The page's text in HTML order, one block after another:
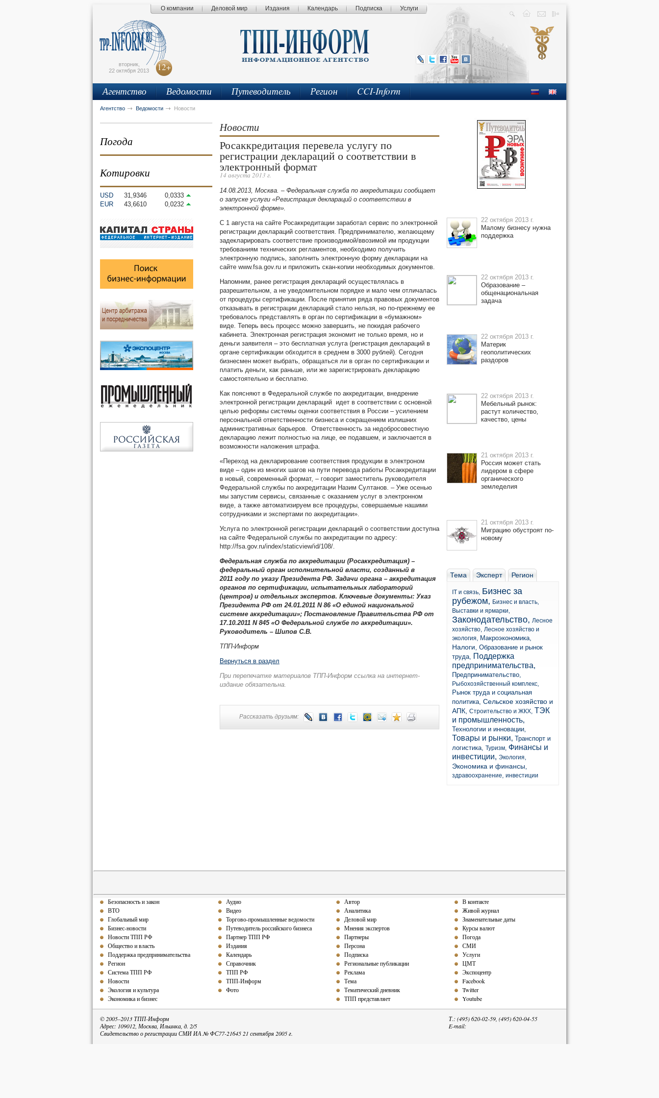
О компании Деловой мир Издания Календарь Подписка Услуги
вторник,
22 октября 2013
12+
Агентство Ведомости Путеводитель Регион CCI-Inform
Агентство Ведомости Новости
Погода
Котировки
USD 31,9346
0,0333
EUR
43,6610 0,0232
Новости
Росаккредитация перевела услугу по
регистрации деклараций о соответствии в
электронный формат
14 августа 2013 г.
14.08.2013, Москва. – Федеральная служба по аккредитации сообщает
о запуске услуги «Регистрация деклараций о соответствии в
электронной форме».
С 1 августа на сайте Росаккредитации заработал сервис по электронной
регистрации деклараций соответствия. Предпринимателю, желающему
задекларировать соответствие производимой/ввозимой им продукции
требованиям технических регламентов, необходимо получить
электронную подпись, заполнить электронную форму декларации на
сайте www.fsa.gov.ru и приложить скан-копии необходимых документов.
Напомним, ранее регистрация деклараций осуществлялась в
разрешительном, а не уведомительном порядке и мало чем отличалась
от процедуры сертификации. После принятия ряда правовых документов
отказывать в регистрации деклараций стало нельзя, но по-прежнему ее
требовалось представлять в орган по сертификации в «бумажном»
виде. Теперь весь процесс можно завершить, не покидая рабочего
кабинета. Электронная регистрация экономит не только время, но и
деньги заявителя – это бесплатная услуга (регистрация деклараций в
органе сертификации обходится в среднем в 3000 рублей). Сегодня
бизнесмен может выбрать, обращаться ли в орган по сертификации и
платить деньги, как раньше, или же зарегистрировать декларацию
самостоятельно и бесплатно.
Как поясняют в Федеральной службе по аккредитации, внедрение
электронной регистрации деклараций идет в соответствии с основной
целью реформы системы оценки соответствия в России – усилением
персональной ответственности бизнеса и сокращением излишних
административных барьеров. Ответственность за недобросовестную
декларацию лежит полностью на лице, ее подавшем, и заключается в
возможности наложения штрафа.
«Переход на декларирование соответствия продукции в электроном
виде – один из многих шагов на пути перевода работы Росаккредитации
в новый, современный формат, – говорит заместитель руководителя
Федеральной службы по аккредитации Назим Султанов. – Уже осенью
мы запустим сервисы, связанные с оказанием услуг в электронном
виде, а также автоматизируем все процедуры, совершаемые нашими
сотрудниками и экспертами по аккредитации».
Услуга по электронной регистрации деклараций о соответствии доступна
на сайте Федеральной службы по аккредитации по адресу:
http://fsa.gov.ru/index/staticview/id/108/.
Федеральная служба по аккредитации (Росаккредитация) –
федеральный орган исполнительной власти, созданный в
2011 году по указу Президента РФ. Задачи органа – аккредитация
органов по сертификации, испытательных лабораторий
(центров) и отдельных экспертов. Ключевые документы: Указ
Президента РФ от 24.01.2011 N 86 «О единой национальной
системе аккредитации»; Постановление Правительства РФ от
17.10.2011 N 845 «О Федеральной службе по аккредитации».
Руководитель – Шипов С.В.
ТПП-Информ
Вернуться в раздел
При перепечатке материалов ТПП-Информ ссылка на интернет-
издание обязательна.
Рассказать друзьям:
22 октября 2013 г.
Малому бизнесу нужна
поддержка
22 октября 2013 г.
Образование –
общенациональная
задача
22 октября 2013 г.
Материк
геополитических
раздоров
22 октября 2013 г.
Мебельный рынок:
растут количество,
качество, цены
21 октября 2013 г.
Россия может стать
лидером в сфере
органического
земледелия
21 октября 2013 г.
Миграцию обустроят по-
новому
Тема Эксперт Регион
IT и связь, Бизнес за
рубежом, Бизнес и власть,
Выставки и ярмарки,
Законодательство, Лесное
хозяйство, Лесное хозяйство и
экология, Макроэкономика,
Налоги, Образование и рынок
труда, Поддержка
предпринимательства,
Предпринимательство,
Рыбохозяйственный комплекс,
Рынок труда и социальная
политика, Сельское хозяйство и
АПК, Строительство и ЖКХ, ТЭК
и промышленность,
Технологии и инновации,
Товары и рынки, Транспорт и
логистика, Туризм, Финансы и
инвестиции, Экология,
Экономика и финансы,
здравоохранение, инвестиции
Безопасность и закон
ВТО
Глобальный мир
Бизнес-новости
Новости ТПП РФ
Общество и власть
Поддержка предпринимательства
Регион
Система ТПП РФ
Новости
Экология и культура
Экономика и бизнес
Аудио
Видео
Торгово-промышленные ведомости
Путеводитель российского бизнеса
Партнер ТПП РФ
Издания
Календарь
Справочник
ТПП РФ
ТПП-Информ
Фото
Автор
Аналитика
Деловой мир
Мнения экспертов
Партнеры
Персона
Подписка
Региональные публикации
Реклама
Тема
Тематический дневник
ТПП представляет
В контакте
Живой журнал
Знаменательные даты
Курсы валют
Погода
СМИ
Услуги
ЦМТ
Экспоцентр
Facebook
Twitter
Youtube
© 2005–2013 ТПП-Информ
Адрес: 109012, Москва, Ильинка, д. 2/5
Свидетельство о регистрации СМИ ИА № ФС77-21645 21 сентября 2005 г.
Т.: (495) 620-02-59, (495) 620-04-55
E-mail: